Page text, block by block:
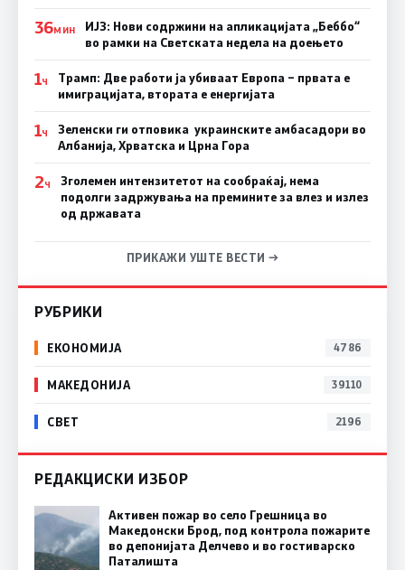
36МИН
ИЈЗ: Нови содржини на апликацијата „Беббо“
во рамки на Светската недела на доењето
1Ч
Трамп: Две работи ја убиваат Европа – првата е
имиграцијата, втората е енергијата
1Ч
Зеленски ги отповика украинските амбасадори во
Албанија, Хрватска и Црна Гора
2Ч
Зголемен интензитетот на сообраќај, нема
подолги задржувања на премините за влез и излез
од државата
ПРИКАЖИ УШТЕ ВЕСТИ →
РУБРИКИ
ЕКОНОМИЈА 4786
МАКЕДОНИЈА 39110
СВЕТ 2196
РЕДАКЦИСКИ ИЗБОР
Активен пожар во село Грешница во
Македонски Брод, под контрола пожарите
во депонијата Делчево и во гостиварско
Паталишта